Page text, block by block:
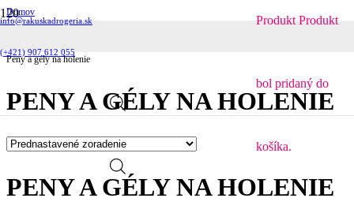
info@rakuskadrogeria.sk
(+421) 907 612 055
Products
Produkt Produkt
bol pridaný do
košíka.
Domov
Hygienické potreby
Pánske holenie
Peny a gély na holenie
PENY A GÉLY NA HOLENIE
PENY A GÉLY NA HOLENIE